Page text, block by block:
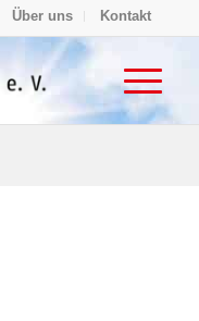
Über uns Kontakt